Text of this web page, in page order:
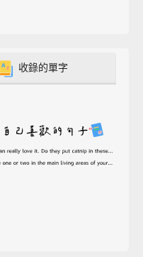
收錄的單字